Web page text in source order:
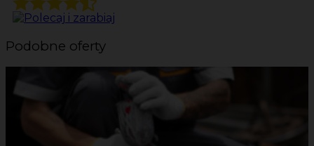
Podobne oferty